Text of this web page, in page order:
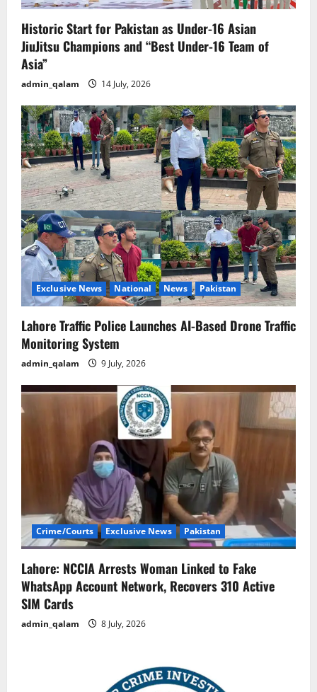
Historic Start for Pakistan as Under-16 Asian
JiuJitsu Champions and “Best Under-16 Team of
Asia”
admin_qalam 14 July, 2026
Exclusive News National News Pakistan
Lahore Traffic Police Launches AI-Based Drone Traffic
Monitoring System
admin_qalam 9 July, 2026
Crime/Courts Exclusive News Pakistan
Lahore: NCCIA Arrests Woman Linked to Fake
WhatsApp Account Network, Recovers 310 Active
SIM Cards
admin_qalam 8 July, 2026